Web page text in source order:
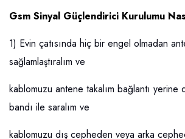
Gsm Sinyal Güçlendirici Kurulumu
1) Evin çatısında hiç bir engel olmadan
sağlamlaştıralım ve
kablomuzu antene takalım bağlantı
bandı ile saralım ve
kablomuzu dış cepheden veya arka